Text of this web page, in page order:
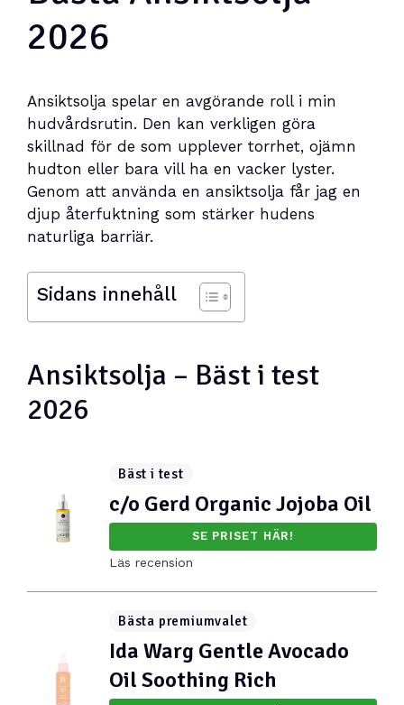
2026
Ansiktsolja spelar en avgörande roll i min
hudvårdsrutin. Den kan verkligen göra
skillnad för de som upplever torrhet, ojämn
hudton eller bara vill ha en vacker lyster.
Genom att använda en ansiktsolja får jag en
djup återfuktning som stärker hudens
naturliga barriär.
Sidans innehåll
Ansiktsolja – Bäst i test
2026
Bäst i test
c/o Gerd Organic Jojoba Oil
SE PRISET HÄR!
Läs recension
Bästa premiumvalet
Ida Warg Gentle Avocado
Oil Soothing Rich